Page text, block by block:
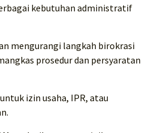
kebutuhan administratif
mengurangi langkah birokrasi
prosedur dan persyaratan
izin usaha, IPR, atau